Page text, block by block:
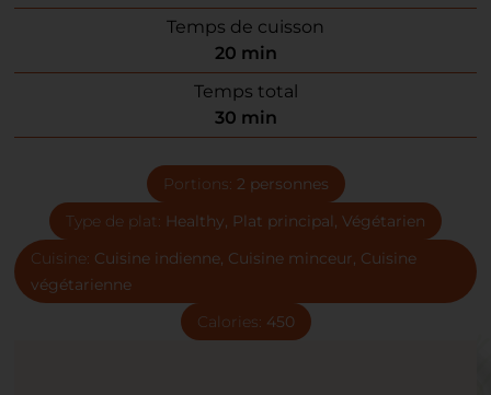
Temps de cuisson
20 min
Temps total
30 min
Portions: 2 personnes
Type de plat: Healthy, Plat principal, Végétarien
Cuisine: Cuisine indienne, Cuisine minceur, Cuisine
végétarienne
Calories: 450